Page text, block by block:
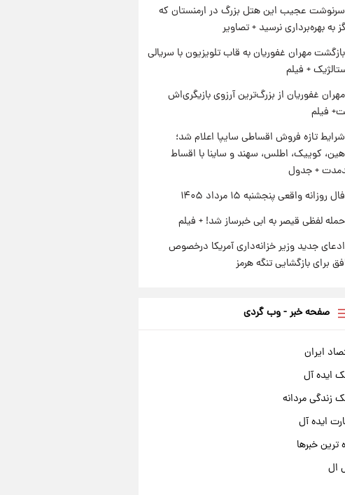
سرنوشت عجیب این هتل بزرگ در ارمنستان که
به بهره‌برداری نرسید + تصاویر
بازگشت مهران غفوریان به قاب تلویزیون با سریالی
+ فیلم
مهران غفوریان از بزرگ‌ترین آرزوی بازیگری‌اش
فیلم
شرایط تازه فروش اقساطی سایپا اعلام شد؛
کوییک، اطلس، سهند و ساینا با اقساط
+ جدول
فال روزانه واقعی پنجشنبه ۱۵ مرداد ۱۴۰۵
حمله لفظی قیصر به ابی خبرساز شد! + فیلم
ادعای جدید وزیر خزانه‌داری آمریکا درخصوص
برای بازگشایی تنگه هرمز
صفحه خبر - وب گردی
ایران
ایده آل
زندگی مردانه
ایده آل
ترین خبرها
ال